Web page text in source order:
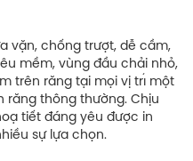
vặn, chống trượt, dễ cầm,
mềm, vùng đầu chải nhỏ,
trên răng tại mọi vị trı́ một
răng thông thường. Chịu
tiết đáng yêu được in
sự lựa chọn.